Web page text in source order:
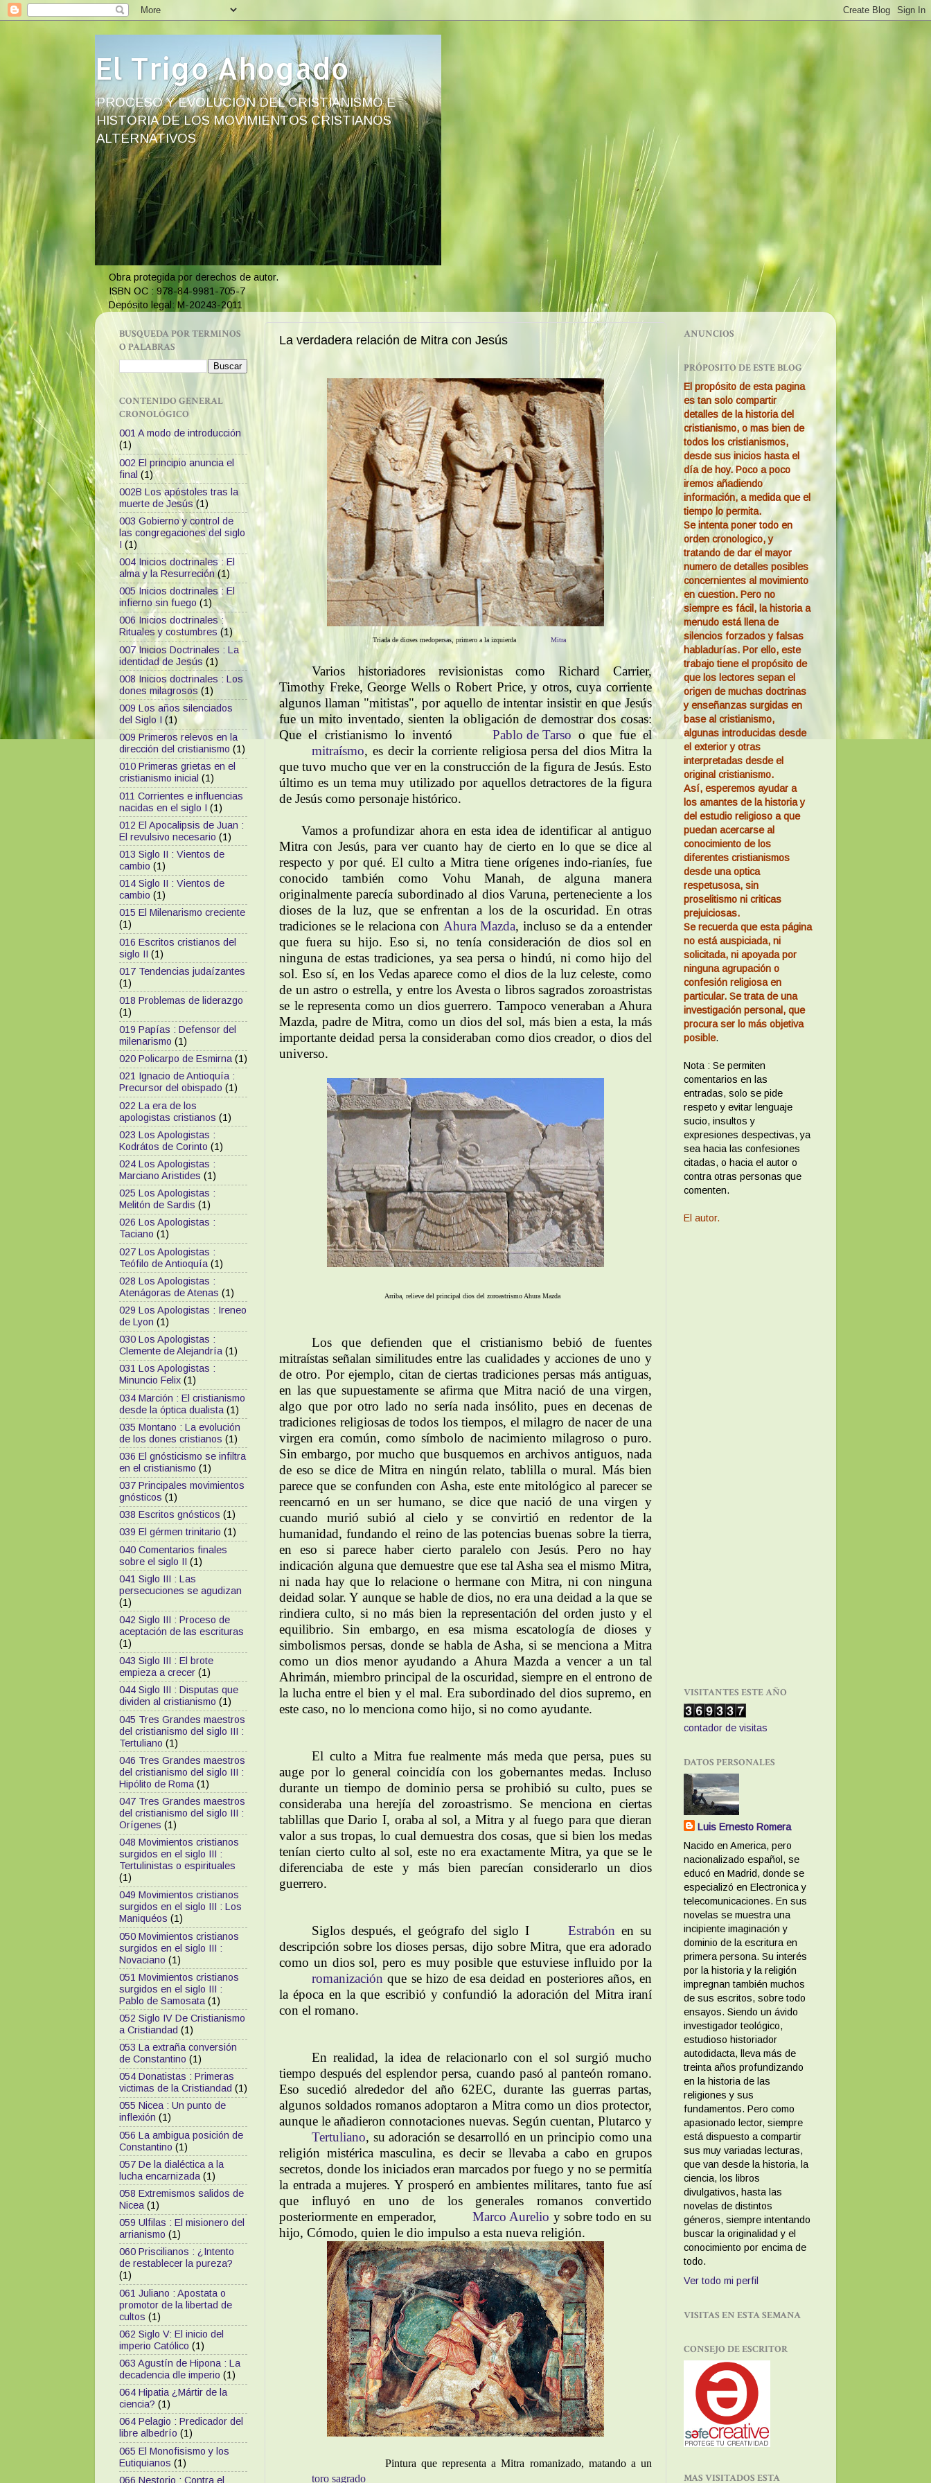
El Trigo Ahogado
PROCESO Y EVOLUCIÓN DEL CRISTIANISMO E
HISTORIA DE LOS MOVIMIENTOS CRISTIANOS
ALTERNATIVOS
Obra protegida por derechos de autor.
ISBN OC : 978-84-9981-705-7
Depósito legal: M-20243-2011
La verdadera relación de Mitra con Jesús
Triada de dioses medopersas, primero a la izquierda Mitra
Varios historiadores revisionistas como Richard Carrier,
Timothy Freke, George Wells o Robert Price, y otros, cuya corriente
algunos llaman "mitistas", por aquello de intentar insistir en que Jesús
fue un mito inventado, sienten la obligación de demostrar dos cosas:
Que el cristianismo lo inventó
Pablo de Tarso o que fue el
mitraísmo, es decir la corriente religiosa persa del dios Mitra la
que tuvo mucho que ver en la construcción de la figura de Jesús. Esto
último es un tema muy utilizado por aquellos detractores de la figura
de Jesús como personaje histórico.
Vamos a profundizar ahora en esta idea de identificar al antiguo
Mitra con Jesús, para ver cuanto hay de cierto en lo que se dice al
respecto y por qué. El culto a Mitra tiene orígenes indo-rianíes, fue
conocido también como Vohu Manah, de alguna manera
originalmente parecía subordinado al dios Varuna, perteneciente a los
dioses de la luz, que se enfrentan a los de la oscuridad. En otras
tradiciones se le relaciona con Ahura Mazda, incluso se da a entender
que fuera su hijo. Eso si, no tenía consideración de dios sol en
ninguna de estas tradiciones, ya sea persa o hindú, ni como hijo del
sol. Eso sí, en los Vedas aparece como el dios de la luz celeste, como
de un astro o estrella, y entre los Avesta o libros sagrados zoroastristas
se le representa como un dios guerrero. Tampoco veneraban a Ahura
Mazda, padre de Mitra, como un dios del sol, más bien a esta, la más
importante deidad persa la consideraban como dios creador, o dios del
universo.
Arriba, relieve del principal dios del zoroastrismo Ahura Mazda
Los que defienden que el cristianismo bebió de fuentes
mitraístas señalan similitudes entre las cualidades y acciones de uno y
de otro. Por ejemplo, citan de ciertas tradiciones persas más antiguas,
en las que supuestamente se afirma que Mitra nació de una virgen,
algo que por otro lado no sería nada insólito, pues en decenas de
tradiciones religiosas de todos los tiempos, el milagro de nacer de una
virgen era común, como símbolo de nacimiento milagroso o puro.
Sin embargo, por mucho que busquemos en archivos antiguos, nada
de eso se dice de Mitra en ningún relato, tablilla o mural. Más bien
parece que se confunden con Asha, este ente mitológico al parecer se
reencarnó en un ser humano, se dice que nació de una virgen y
cuando murió subió al cielo y se convirtió en redentor de la
humanidad, fundando el reino de las potencias buenas sobre la tierra,
en eso si parece haber cierto paralelo con Jesús.Pero no hay
indicación alguna que demuestre que ese tal Asha sea el mismo Mitra,
ni nada hay que lo relacione o hermane con Mitra, ni con ninguna
deidad solar. Y aunque se hable de dios, no era una deidad a la que se
rindiera culto, si no más bien la representación del orden justo y el
equilibrio. Sin embargo, en esa misma escatología de dioses y
simbolismos persas, donde se habla de Asha, si se menciona a Mitra
como un dios menor ayudando a Ahura Mazda a vencer a un tal
Ahrimán, miembro principal de la oscuridad, siempre en el entrono de
la lucha entre el bien y el mal. Era subordinado del dios supremo, en
este caso, no lo menciona como hijo, si no como ayudante.
El culto a Mitra fue realmente más meda que persa, pues su
auge por lo general coincidía con los gobernantes medas. Incluso
durante un tiempo de dominio persa se prohibió su culto, pues se
consideraba una herejía del zoroastrismo. Se menciona en ciertas
tablillas que Dario I, oraba al sol, a Mitra y al fuego para que dieran
valor a sus tropas, lo cual demuestra dos cosas, que si bien los medas
tenían cierto culto al sol, este no era exactamente Mitra, ya que se le
diferenciaba de este y más bien parecían considerarlo un dios
guerrero.
Siglos después, el geógrafo del siglo I Estrabón en su
descripción sobre los dioses persas, dijo sobre Mitra, que era adorado
como un dios sol, pero es muy posible que estuviese influido por la
romanización que se hizo de esa deidad en posteriores años, en
la época en la que escribió y confundió la adoración del Mitra iraní
con el romano.
En realidad, la idea de relacionarlo con el sol surgió mucho
tiempo después del esplendor persa, cuando pasó al panteón romano.
Eso sucedió alrededor del año 62EC, durante las guerras partas,
algunos soldados romanos adoptaron a Mitra como un dios protector,
aunque le añadieron connotaciones nuevas. Según cuentan, Plutarco y
Tertuliano, su adoración se desarrolló en un principio como una
religión mistérica masculina, es decir se llevaba a cabo en grupos
secretos, donde los iniciados eran marcados por fuego y no se permitía
la entrada a mujeres. Y prosperó en ambientes militares, tanto fue así
que influyó en uno de los generales romanos convertido
posteriormente en emperador,
Marco Aurelio y sobre todo en su
hijo, Cómodo, quien le dio impulso a esta nueva religión.
Pintura que representa a Mitra romanizado, matando a un
toro sagrado
BUSQUEDA POR TERMINOS
O PALABRAS
CONTENIDO GENERAL
CRONOLÓGICO
001 A modo de introducción
(1)
002 El principio anuncia el
final (1)
002B Los apóstoles tras la
muerte de Jesús (1)
003 Gobierno y control de
las congregaciones del siglo
I (1)
004 Inicios doctrinales : El
alma y la Resurreción (1)
005 Inicios doctrinales : El
infierno sin fuego (1)
006 Inicios doctrinales :
Rituales y costumbres (1)
007 Inicios Doctrinales : La
identidad de Jesús (1)
008 Inicios doctrinales : Los
dones milagrosos (1)
009 Los años silenciados
del Siglo I (1)
009 Primeros relevos en la
dirección del cristianismo (1)
010 Primeras grietas en el
cristianismo inicial (1)
011 Corrientes e influencias
nacidas en el siglo I (1)
012 El Apocalipsis de Juan :
El revulsivo necesario (1)
013 Siglo II : Vientos de
cambio (1)
014 Siglo II : Vientos de
cambio (1)
015 El Milenarismo creciente
(1)
016 Escritos cristianos del
siglo II (1)
017 Tendencias judaízantes
(1)
018 Problemas de liderazgo
(1)
019 Papías : Defensor del
milenarismo (1)
020 Policarpo de Esmirna (1)
021 Ignacio de Antioquía :
Precursor del obispado (1)
022 La era de los
apologistas cristianos (1)
023 Los Apologistas :
Kodrátos de Corinto (1)
024 Los Apologistas :
Marciano Aristides (1)
025 Los Apologistas :
Melitón de Sardis (1)
026 Los Apologistas :
Taciano (1)
027 Los Apologistas :
Teófilo de Antioquía (1)
028 Los Apologistas :
Atenágoras de Atenas (1)
029 Los Apologistas : Ireneo
de Lyon (1)
030 Los Apologistas :
Clemente de Alejandría (1)
031 Los Apologistas :
Minuncio Felix (1)
034 Marción : El cristianismo
desde la óptica dualista (1)
035 Montano : La evolución
de los dones cristianos (1)
036 El gnósticismo se infiltra
en el cristianismo (1)
037 Principales movimientos
gnósticos (1)
038 Escritos gnósticos (1)
039 El gérmen trinitario (1)
040 Comentarios finales
sobre el siglo II (1)
041 Siglo III : Las
persecuciones se agudizan
(1)
042 Siglo III : Proceso de
aceptación de las escrituras
(1)
043 Siglo III : El brote
empieza a crecer (1)
044 Siglo III : Disputas que
dividen al cristianismo (1)
045 Tres Grandes maestros
del cristianismo del siglo III :
Tertuliano (1)
046 Tres Grandes maestros
del cristianismo del siglo III :
Hipólito de Roma (1)
047 Tres Grandes maestros
del cristianismo del siglo III :
Orígenes (1)
048 Movimientos cristianos
surgidos en el siglo III :
Tertulinistas o espirituales
(1)
049 Movimientos cristianos
surgidos en el siglo III : Los
Maniquéos (1)
050 Movimientos cristianos
surgidos en el siglo III :
Novaciano (1)
051 Movimientos cristianos
surgidos en el siglo III :
Pablo de Samosata (1)
052 Siglo IV De Cristianismo
a Cristiandad (1)
053 La extraña conversión
de Constantino (1)
054 Donatistas : Primeras
victimas de la Cristiandad (1)
055 Nicea : Un punto de
inflexión (1)
056 La ambigua posición de
Constantino (1)
057 De la dialéctica a la
lucha encarnizada (1)
058 Extremismos salidos de
Nicea (1)
059 Ulfilas : El misionero del
arrianismo (1)
060 Priscilianos : ¿Intento
de restablecer la pureza?
(1)
061 Juliano : Apostata o
promotor de la libertad de
cultos (1)
062 Siglo V: El inicio del
imperio Católico (1)
063 Agustín de Hipona : La
decadencia dle imperio (1)
064 Hipatia ¿Mártir de la
ciencia? (1)
064 Pelagio : Predicador del
libre albedrío (1)
065 El Monofisismo y los
Eutiquianos (1)
066 Nestorio : Contra el
ANUNCIOS
PRÓPOSITO DE ESTE BLOG
El propósito de esta pagina
es tan solo compartir
detalles de la historia del
cristianismo, o mas bien de
todos los cristianismos,
desde sus inicios hasta el
día de hoy. Poco a poco
iremos añadiendo
información, a medida que el
tiempo lo permita.
Se intenta poner todo en
orden cronologico, y
tratando de dar el mayor
numero de detalles posibles
concernientes al movimiento
en cuestion. Pero no
siempre es fácil, la historia a
menudo está llena de
silencios forzados y falsas
habladurías. Por ello, este
trabajo tiene el propósito de
que los lectores sepan el
origen de muchas doctrinas
y enseñanzas surgidas en
base al cristianismo,
algunas introducidas desde
el exterior y otras
interpretadas desde el
original cristianismo.
Así, esperemos ayudar a
los amantes de la historia y
del estudio religioso a que
puedan acercarse al
conocimiento de los
diferentes cristianismos
desde una optica
respetusosa, sin
proselitismo ni criticas
prejuiciosas.
Se recuerda que esta página
no está auspiciada, ni
solicitada, ni apoyada por
ninguna agrupación o
confesión religiosa en
particular. Se trata de una
investigación personal, que
procura ser lo más objetiva
posible.
Nota : Se permiten
comentarios en las
entradas, solo se pide
respeto y evitar lenguaje
sucio, insultos y
expresiones despectivas, ya
sea hacia las confesiones
citadas, o hacia el autor o
contra otras personas que
comenten.
El autor.
VISITANTES ESTE AÑO
contador de visitas
DATOS PERSONALES
Luis Ernesto Romera
Nacido en America, pero
nacionalizado español, se
educó en Madrid, donde se
especializó en Electronica y
telecomunicaciones. En sus
novelas se muestra una
incipiente imaginación y
dominio de la escritura en
primera persona. Su interés
por la historia y la religión
impregnan también muchos
de sus escritos, sobre todo
ensayos. Siendo un ávido
investigador teológico,
estudioso historiador
autodidacta, lleva más de
treinta años profundizando
en la historia de las
religiones y sus
fundamentos. Pero como
apasionado lector, siempre
está dispuesto a compartir
sus muy variadas lecturas,
que van desde la historia, la
ciencia, los libros
divulgativos, hasta las
novelas de distintos
géneros, siempre intentando
buscar la originalidad y el
conocimiento por encima de
todo.
Ver todo mi perfil
VISITAS EN ESTA SEMANA
CONSEJO DE ESCRITOR
MAS VISITADOS ESTA